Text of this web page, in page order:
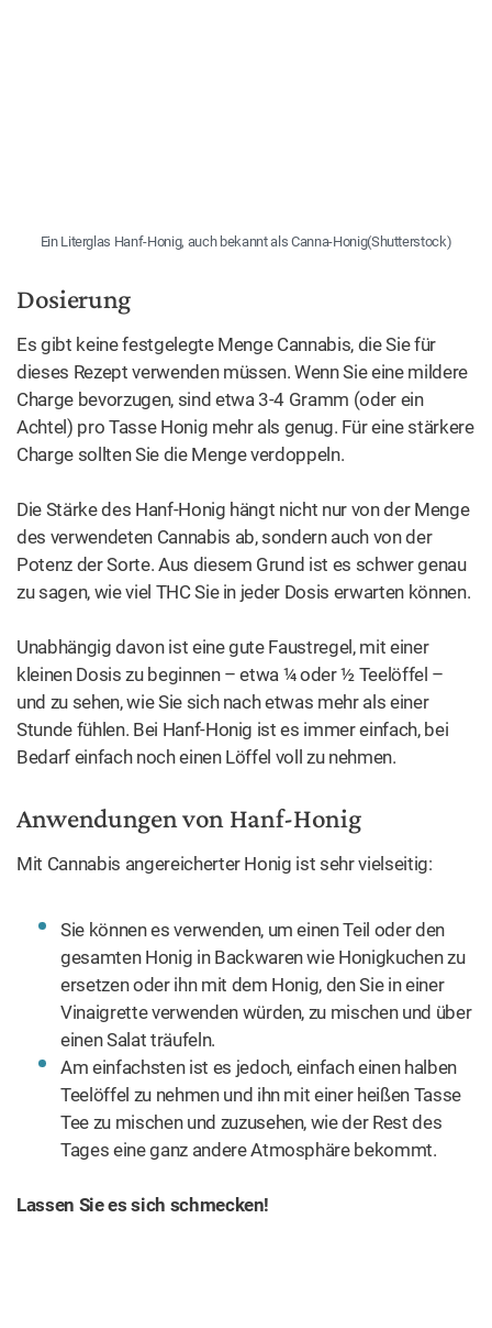
Ein Literglas Hanf-Honig, auch bekannt als Canna-Honig(Shutterstock)
Dosierung
Es gibt keine festgelegte Menge Cannabis, die Sie für
dieses Rezept verwenden müssen. Wenn Sie eine mildere
Charge bevorzugen, sind etwa 3-4 Gramm (oder ein
Achtel) pro Tasse Honig mehr als genug. Für eine stärkere
Charge sollten Sie die Menge verdoppeln.
Die Stärke des Hanf-Honig hängt nicht nur von der Menge
des verwendeten Cannabis ab, sondern auch von der
Potenz der Sorte. Aus diesem Grund ist es schwer genau
zu sagen, wie viel THC Sie in jeder Dosis erwarten können.
Unabhängig davon ist eine gute Faustregel, mit einer
kleinen Dosis zu beginnen – etwa ¼ oder ½ Teelöffel –
und zu sehen, wie Sie sich nach etwas mehr als einer
Stunde fühlen. Bei Hanf-Honig ist es immer einfach, bei
Bedarf einfach noch einen Löffel voll zu nehmen.
Anwendungen von Hanf-Honig
Mit Cannabis angereicherter Honig ist sehr vielseitig:
Sie können es verwenden, um einen Teil oder den
gesamten Honig in Backwaren wie Honigkuchen zu
ersetzen oder ihn mit dem Honig, den Sie in einer
Vinaigrette verwenden würden, zu mischen und über
einen Salat träufeln.
Am einfachsten ist es jedoch, einfach einen halben
Teelöffel zu nehmen und ihn mit einer heißen Tasse
Tee zu mischen und zuzusehen, wie der Rest des
Tages eine ganz andere Atmosphäre bekommt.
Lassen Sie es sich schmecken!